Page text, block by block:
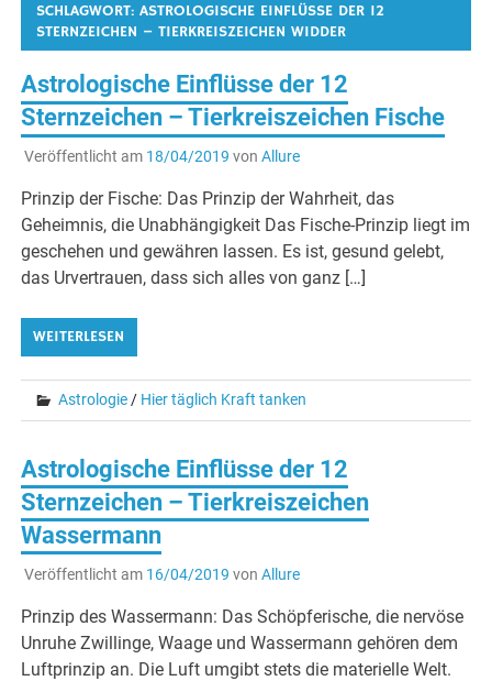
SCHLAGWORT:ASTROLOGISCHE EINFLÜSSE DER 12
STERNZEICHEN – TIERKREISZEICHEN WIDDER
Astrologische Einflüsse der 12
Sternzeichen – Tierkreiszeichen Fische
Veröffentlicht am 18/04/2019 von Allure
Prinzip der Fische: Das Prinzip der Wahrheit, das
Geheimnis, die Unabhängigkeit Das Fische-Prinzip liegt im
geschehen und gewähren lassen. Es ist, gesund gelebt,
das Urvertrauen, dass sich alles von ganz […]
WEITERLESEN
Astrologie/ Hier täglich Kraft tanken
Astrologische Einflüsse der 12
Sternzeichen – Tierkreiszeichen
Wassermann
Veröffentlicht am 16/04/2019 von Allure
Prinzip des Wassermann: Das Schöpferische, die nervöse
Unruhe Zwillinge, Waage und Wassermann gehören dem
Luftprinzip an. Die Luft umgibt stets die materielle Welt.